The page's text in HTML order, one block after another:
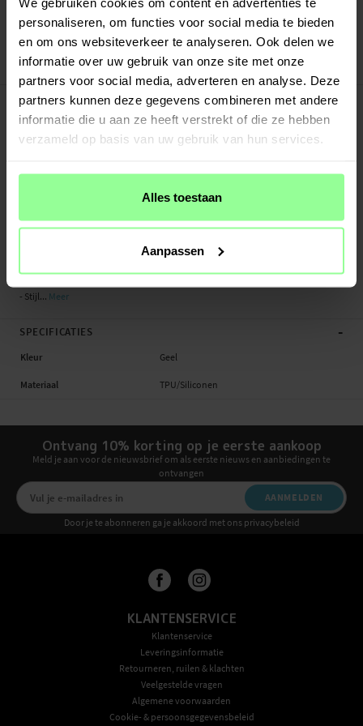
personaliseren, om functies voor social media te bieden
en om ons websiteverkeer te analyseren. Ook delen we
informatie over uw gebruik van onze site met onze
partners voor social media, adverteren en analyse. Deze
partners kunnen deze gegevens combineren met andere
informatie die u aan ze heeft verstrekt of die ze hebben
verzameld op basis van uw gebruik van hun services.
Alles toestaan
Aanpassen
Veilig betalen met Klarna of Paypal
30 dagen retourrecht
Art number:49685
PRODUCTBESCHRIJVING
Flexibel siliconen bandje voor Withings ScanWatch Horizon. Deze armband is
gemaakt van duurzaam, slijtvast siliconen zodat het lang mee gaat. De
je hem comfortabel dag en nacht kunt dragen.
van de magneetsluiting, hierdoor past hij altijd perfect om je pols. Dit
je hem makkelijk en snel kunt omwisselen met je huidige bandje.
- Stijl... Meer
SPECIFICATIES -
Kleur Geel
Materiaal TPU/Siliconen
Ontvang 10% korting op je eerste aankoop
Meld je aan voor de nieuwsbrief om als eerste nieuws en aanbiedingen te
ontvangen
AANMELDEN
Door je te abonneren ga je akkoord met ons privacybeleid
KLANTENSERVICE
Klantenservice
Leveringsinformatie
Retourneren, ruilen & klachten
Veelgestelde vragen
Algemene voorwaarden
Cookie- & persoonsgegevensbeleid